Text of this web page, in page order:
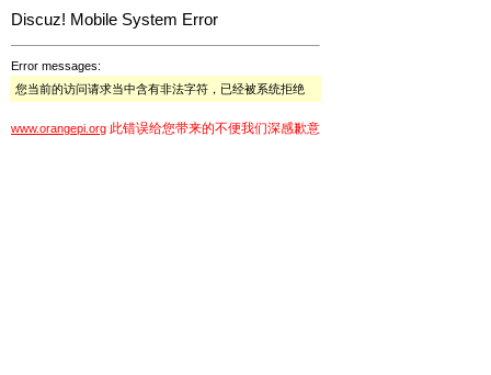
Discuz! Mobile System Error
Error messages:
您当前的访问请求当中含有非法字符，已经被系统拒绝
www.orangepi.org 此错误给您带来的不便我们深感歉意